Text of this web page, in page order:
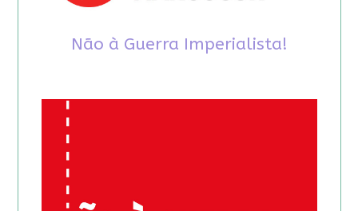
Não à Guerra Imperialista!